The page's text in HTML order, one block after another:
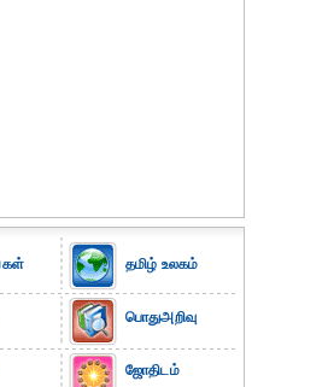
தமிழ் உலகம்
பொதுஅறிவு
ஜோதிடம்